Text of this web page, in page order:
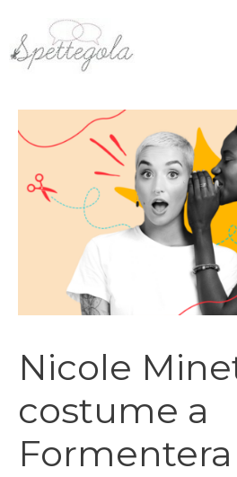
contenuto
Nicole
costume a
Formentera